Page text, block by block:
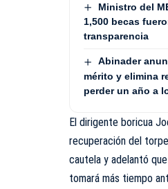
Ministro del
1,500 becas
transparencia
Abinader
mérito y elimina
perder un año a
El dirigente boricua
recuperación del
cautela y adelantó
tomará más tiempo